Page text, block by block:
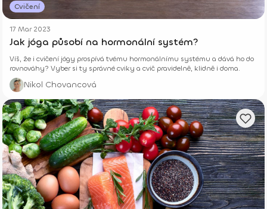
Cvičení
17 Mar 2023
Jak jóga působí na hormonální systém?
Víš, že i cvičení jógy prospívá tvému hormonálnímu systému a dává ho do
rovnováhy? Vyber si ty správné cviky a cvič pravidelně, klidně i doma.
Nikol Chovancová